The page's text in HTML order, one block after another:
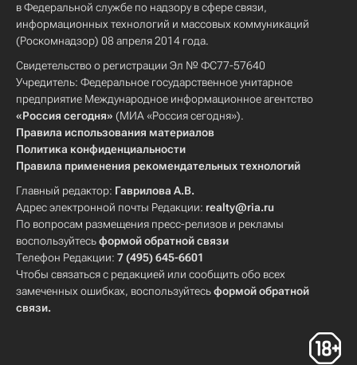
в Федеральной службе по надзору в сфере связи,
информационных технологий и массовых коммуникаций
(Роскомнадзор) 08 апреля 2014 года.
Свидетельство о регистрации Эл № ФС77-57640
Учредитель: Федеральное государственное унитарное
предприятие Международное информационное агентство
«Россия сегодня» (МИА «Россия сегодня»).
Правила использования материалов
Политика конфиденциальности
Правила применения рекомендательных технологий
Главный редактор: Гаврилова А.В.
Адрес электронной почты Редакции: realty@ria.ru
По вопросам размещения пресс-релизов и рекламы
воспользуйтесьформой обратной связи
Телефон Редакции: 7 (495) 645-6601
Чтобы связаться с редакцией или сообщить обо всех
замеченных ошибках, воспользуйтесьформой обратной
связи.